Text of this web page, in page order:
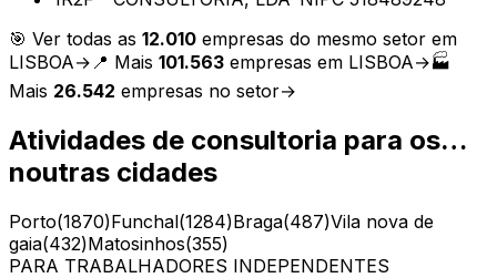
🎯 Ver todas as 12.010 empresas do mesmo setor em
LISBOA→ 📍 Mais 101.563 empresas em LISBOA→🏭
Mais 26.542 empresas no setor→
Atividades de consultoria para os…
noutras cidades
Porto(1870)Funchal(1284)Braga(487)Vila nova de
gaia(432)Matosinhos(355)
PARA TRABALHADORES INDEPENDENTES